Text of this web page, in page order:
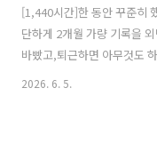
[1,440시간]한 동안 꾸준히
단하게 2개월 가량 기록을
바빴고,퇴근하면 아무것도
쳐서 잠으로 도망가기 바빴
애써 외면하며그저 업무를
2026. 6. 5.